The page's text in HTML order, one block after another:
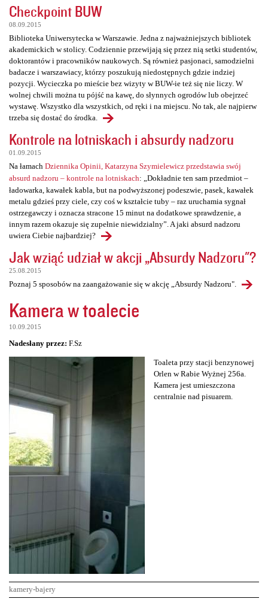
Checkpoint BUW
08.09.2015
Biblioteka Uniwersytecka w Warszawie. Jedna z najważniejszych bibliotek
akademickich w stolicy. Codziennie przewijają się przez nią setki studentów,
doktorantów i pracowników naukowych. Są również pasjonaci, samodzielni
badacze i warszawiacy, którzy poszukują niedostępnych gdzie indziej
pozycji. Wycieczka po mieście bez wizyty w BUW-ie też się nie liczy. W
wolnej chwili można tu pójść na kawę, do słynnych ogrodów lub obejrzeć
wystawę. Wszystko dla wszystkich, od ręki i na miejscu. No tak, ale najpierw
trzeba się dostać do środka.
Kontrole na lotniskach i absurdy nadzoru
01.09.2015
Na łamach Dziennika Opinii, Katarzyna Szymielewicz przedstawia swój
absurd nadzoru – kontrole na lotniskach: „Dokładnie ten sam przedmiot –
ładowarka, kawałek kabla, but na podwyższonej podeszwie, pasek, kawałek
metalu gdzieś przy ciele, czy coś w kształcie tuby – raz uruchamia sygnał
ostrzegawczy i oznacza stracone 15 minut na dodatkowe sprawdzenie, a
innym razem okazuje się zupełnie niewidzialny”. A jaki absurd nadzoru
uwiera Ciebie najbardziej?
Jak wziąć udział w akcji „Absurdy Nadzoru"?
25.08.2015
Poznaj 5 sposobów na zaangażowanie się w akcję „Absurdy Nadzoru".
Kamera w toalecie
10.09.2015
Nadesłany przez: F.Sz
Toaleta przy stacji benzynowej
Orlen w Rabie Wyżnej 256a.
Kamera jest umieszczona
centralnie nad pisuarem.
kamery-bajery